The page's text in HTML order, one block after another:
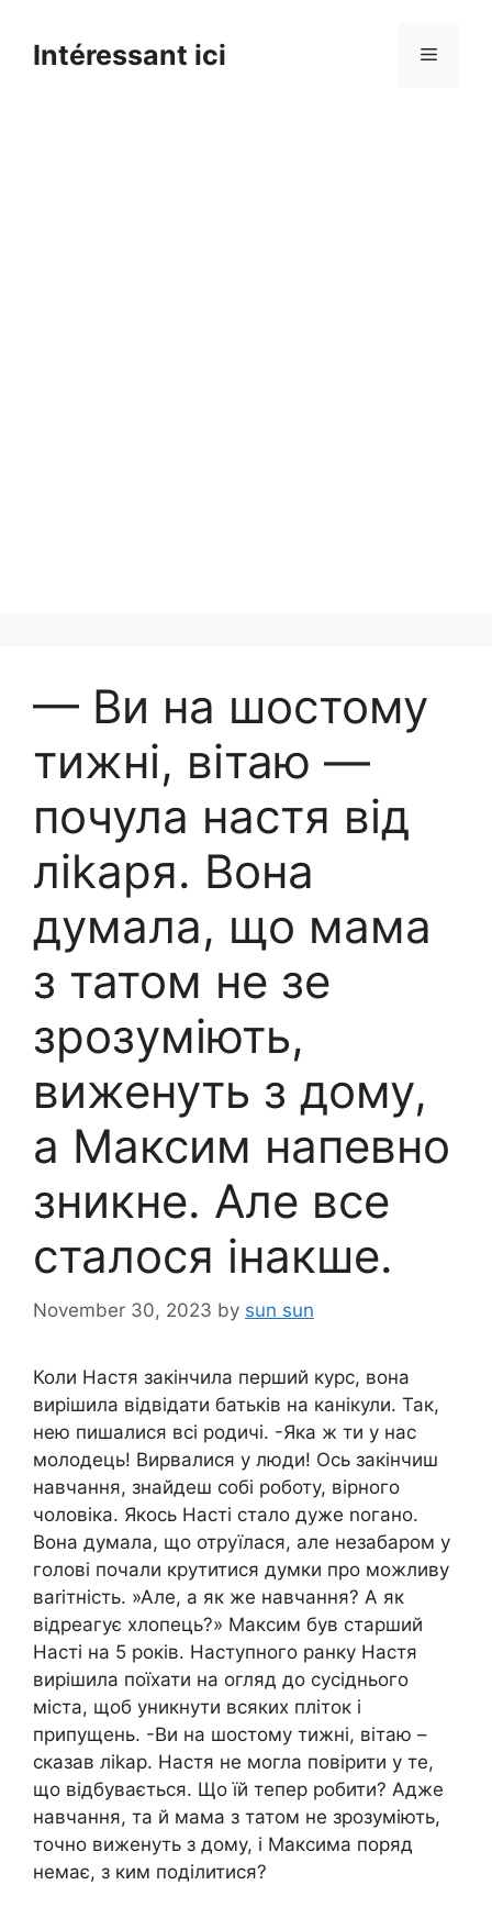
contentIntéressant ici Menu
— Ви на шостому
тижні, вітаю —
почула настя від
ліkаря. Вона
думала, що мама
з татом не зе
зрозуміють,
виженуть з дому,
а Максим напевно
зникне. Але все
сталося інакше.
November 30, 2023 by sun sun
Коли Настя закінчила перший курс, вона
вирішила відвідати батьків на канікули. Так,
нею пишалися всі родичі. -Яка ж ти у нас
молодець! Вирвалися у люди! Ось закінчиш
навчання, знайдеш собі роботу, вірного
чоловіка. Якось Насті стало дуже nогано.
Вона думала, що отруїлася, але незабаром у
голові почали крутитися думки про можливу
ваrітність. »Але, а як же навчання? А як
відреагує хлопець?» Максим був старший
Насті на 5 років. Наступного ранку Настя
вирішила поїхати на огляд до сусіднього
міста, щоб уникнути всяких пліток і
припущень. -Ви на шостому тижні, вітаю –
сказав ліkар. Настя не могла повірити у те,
що відбувається. Що їй тепер робити? Адже
навчання, та й мама з татом не зрозуміють,
точно виженуть з дому, і Максима поряд
немає, з ким поділитися?